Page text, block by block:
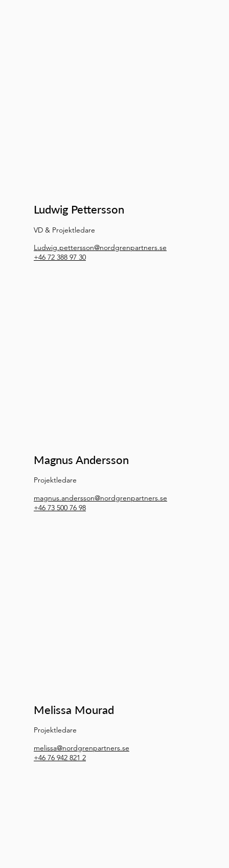
Ludwig Pettersson
VD & Projektledare
Ludwig.pettersson@nordgrenpartners.se
+46 72 388 97 30
Magnus Andersson
Projektledare
magnus.andersson@nordgrenpartners.se
+46 73 500 76 98
Melissa Mourad
Projektledare
melissa@nordgrenpartners.se
+46 76 942 821 2